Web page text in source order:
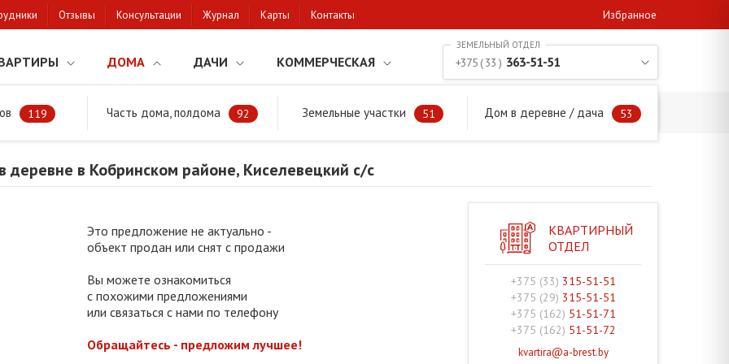
Отзывы Консультации Журнал Карты Контакты Избранное
ДОМА ДАЧИ КОММЕРЧЕСКАЯ
119 Часть дома, полдома 92 Земельные участки 51 Дом в деревне / дача 53
+375 ( 33 ) 363-51-51
Продажа дома в деревне в Кобринском районе, Киселевецкий с/с
в Кобринском районе, Киселевецкий с/с
Это предложение не актуально -
объект продан или снят с продажи
Вы можете ознакомиться
с похожими предложениями
или связаться с нами по телефону
Обращайтесь - предложим лучшее!
КВАРТИРНЫЙ
ОТДЕЛ
+375 (33) 315-51-51
+375 (29) 315-51-51
+375 (162) 51-51-71
+375 (162) 51-51-72
kvartira@a-brest.by